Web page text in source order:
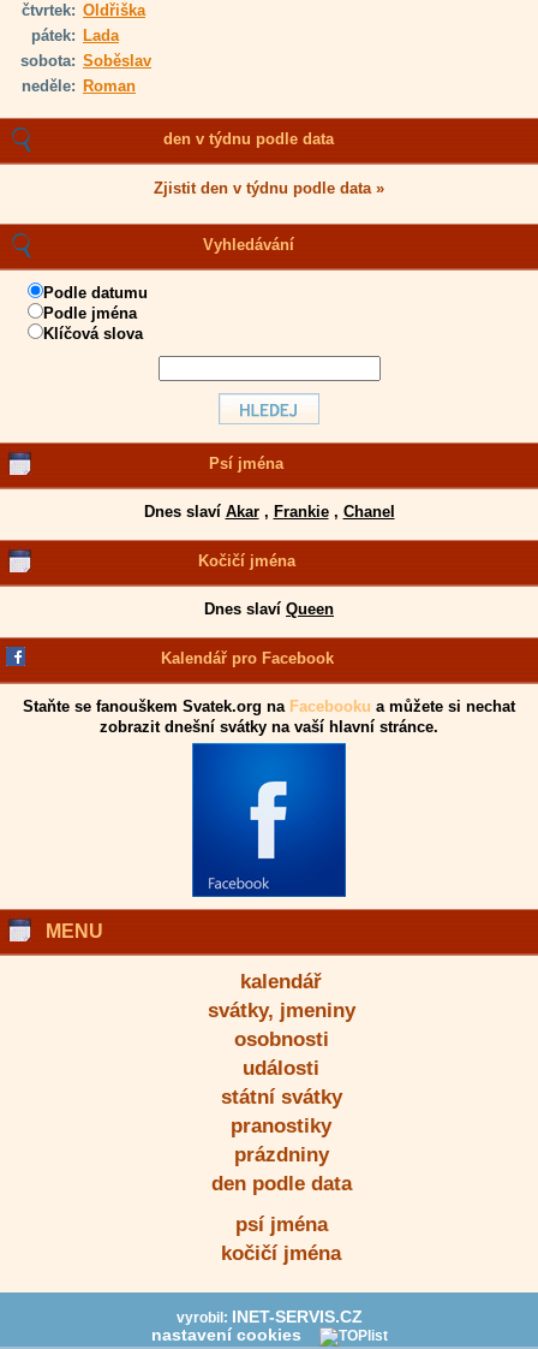
čtvrtek: Oldřiška
pátek: Lada
sobota: Soběslav
neděle: Roman
den v týdnu podle data
Zjistit den v týdnu podle data »
Vyhledávání
Podle datumu
Podle jména
Klíčová slova
Psí jména
Dnes slaví Akar, Frankie, Chanel
Kočičí jména
Dnes slaví Queen
Kalendář pro Facebook
Staňte se fanouškem Svatek.org na Facebooku a můžete si nechat
zobrazit dnešní svátky na vaší hlavní stránce.
MENU
kalendář
svátky, jmeniny
osobnosti
události
státní svátky
pranostiky
prázdniny
den podle data
psí jména
kočičí jména
vyrobil:
INET-SERVIS.CZ
nastavení cookies